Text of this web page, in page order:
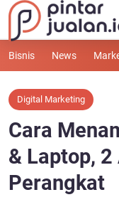
Bisnis News
Digital Marketing
Cara
& Laptop,
Perangkat